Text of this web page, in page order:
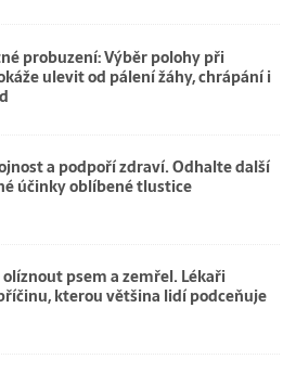
probuzení: Výběr polohy při
ulevit od pálení žáhy, chrápání i
a podpoří zdraví. Odhalte další
účinky oblíbené tlustice
olíznout psem a zemřel. Lékaři
kterou většina lidí podceňuje